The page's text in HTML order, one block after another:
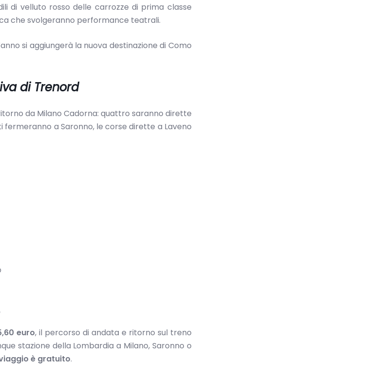
di velluto rosso delle carrozze di prima classe
che svolgeranno performance teatrali.
si aggiungerà la nuova destinazione di Como
di Trenord
da Milano Cadorna: quattro saranno dirette
fermeranno a Saronno, le corse dirette a Laveno
euro, il percorso di andata e ritorno sul treno
stazione della Lombardia a Milano, Saronno o
è gratuito.